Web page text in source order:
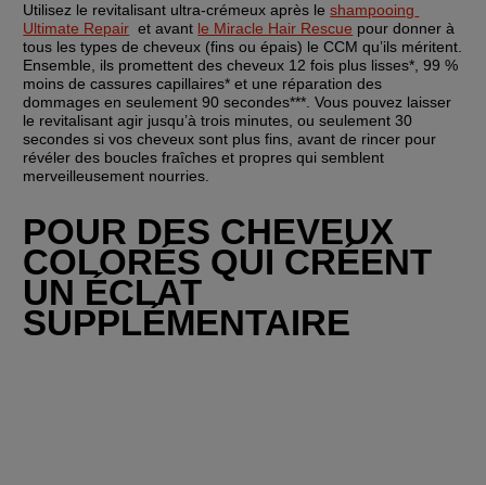
Utilisez le revitalisant ultra-crémeux après le shampooing
Ultimate Repair
  et avant
le Miracle Hair Rescue pour donner à
tous les types de cheveux (fins ou épais) le CCM qu’ils méritent.
Ensemble, ils promettent des cheveux 12 fois plus lisses*, 99 %
moins de cassures capillaires* et une réparation des
dommages en seulement 90 secondes***. Vous pouvez laisser
le revitalisant agir jusqu’à trois minutes, ou seulement 30
secondes si vos cheveux sont plus fins, avant de rincer pour
révéler des boucles fraîches et propres qui semblent
merveilleusement nourries.
POUR DES CHEVEUX
COLORÉS QUI CRÉENT
UN ÉCLAT
SUPPLÉMENTAIRE